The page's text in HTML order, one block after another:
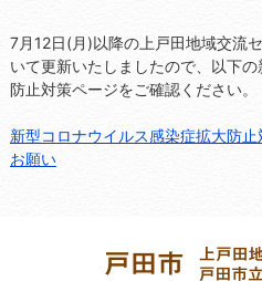
7月12日(月)以降の上戸田地域交流
いて更新いたしましたので、以下
防止対策ページをご確認ください。
新型コロナウイルス感染症拡大防
お願い